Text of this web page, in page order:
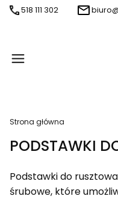
518 111 302
Strona główna
PODSTAWKI
Podstawki do
śrubowe, które